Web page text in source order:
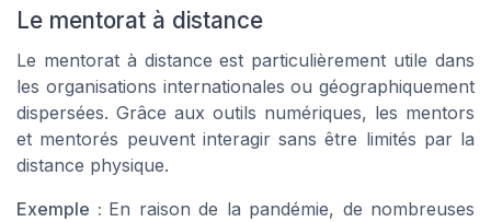
Le mentorat à distance
Le mentorat à distance est particulièrement utile dans
les organisations internationales ou géographiquement
dispersées. Grâce aux outils numériques, les mentors
et mentorés peuvent interagir sans être limités par la
distance physique.
Exemple : En raison de la pandémie, de nombreuses